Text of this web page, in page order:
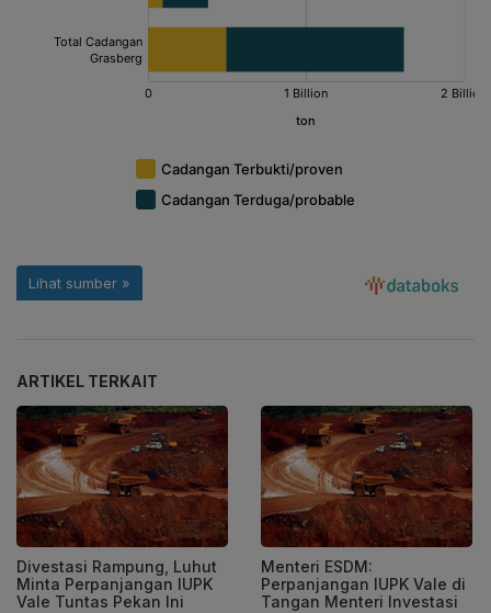
ARTIKEL TERKAIT
Divestasi Rampung, Luhut
Minta Perpanjangan IUPK
Vale Tuntas Pekan Ini
Menteri ESDM:
Perpanjangan IUPK Vale di
Tangan Menteri Investasi